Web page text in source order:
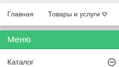
Главная Товары и услуги
Каталог